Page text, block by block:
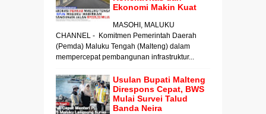
Ekonomi Makin Kuat
MASOHI, MALUKU
CHANNEL - Komitmen Pemerintah Daerah
(Pemda) Maluku Tengah (Malteng) dalam
mempercepat pembangunan infrastruktur...
Usulan Bupati Malteng
Direspons Cepat, BWS
Mulai Survei Talud
Banda Neira